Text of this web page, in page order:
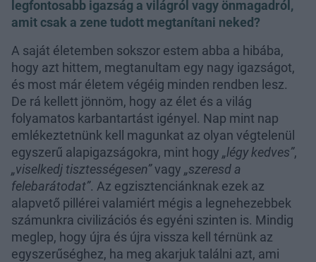
legfontosabb igazság a világról vagy önmagadról,
amit csak a zene tudott megtanítani neked?
A saját életemben sokszor estem abba a hibába,
hogy azt hittem, megtanultam egy nagy igazságot,
és most már életem végéig minden rendben lesz.
De rá kellett jönnöm, hogy az élet és a világ
folyamatos karbantartást igényel. Nap mint nap
emlékeztetnünk kell magunkat az olyan végtelenül
egyszerű alapigazságokra, mint hogy „légy kedves”,
„viselkedj tisztességesen”vagy „szeresd a
felebarátodat”. Az egzisztenciánknak ezek az
alapvető pillérei valamiért mégis a legnehezebbek
számunkra civilizációs és egyéni szinten is. Mindig
meglep, hogy újra és újra vissza kell térnünk az
egyszerűséghez, ha meg akarjuk találni azt, ami